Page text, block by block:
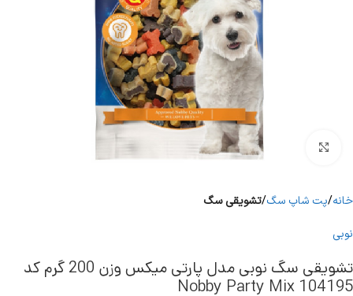
برای بزرگنمایی کلیک کنید
خانه پت شاپ سگ تشویقی سگ
نوبی
تشویقی سگ نوبی مدل پارتی میکس وزن 200 گرم کد
104195 Nobby Party Mix